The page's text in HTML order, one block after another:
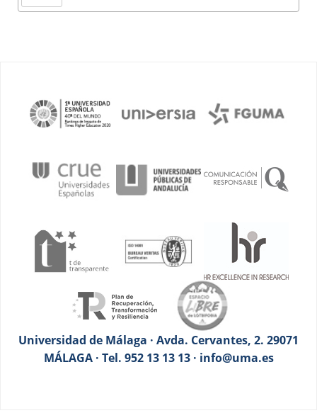
Universidad de Málaga · Avda. Cervantes, 2. 29071
MÁLAGA · Tel. 952 13 13 13 · info@uma.es